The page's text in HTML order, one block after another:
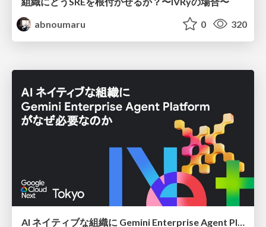
abnoumaru
0 320
AI ネイティブな組織に Gemini Enterprise Agent Platform がなぜ必要なのか